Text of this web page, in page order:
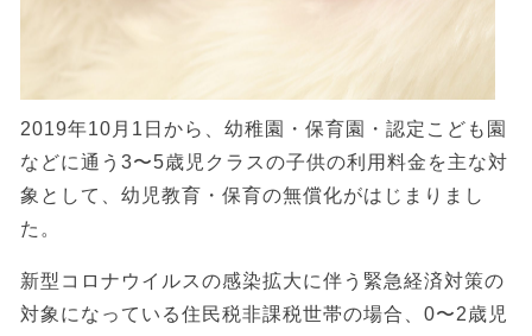
2019年10月1日から、幼稚園・保育園・認定こども園
などに通う3〜5歳児クラスの子供の利用料金を主な対
象として、幼児教育・保育の無償化がはじまりまし
た。
新型コロナウイルスの感染拡大に伴う緊急経済対策の
対象になっている住民税非課税世帯の場合、0〜2歳児